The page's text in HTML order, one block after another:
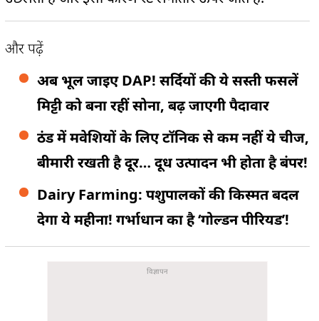
और पढ़ें
अब भूल जाइए DAP! सर्दियों की ये सस्ती फसलें
मिट्टी को बना रहीं सोना, बढ़ जाएगी पैदावार
ठंड में मवेशियों के लिए टॉनिक से कम नहीं ये चीज,
बीमारी रखती है दूर… दूध उत्पादन भी होता है बंपर!
Dairy Farming: पशुपालकों की किस्मत बदल
देगा ये महीना! गर्भाधान का है ‘गोल्डन पीरियड’!